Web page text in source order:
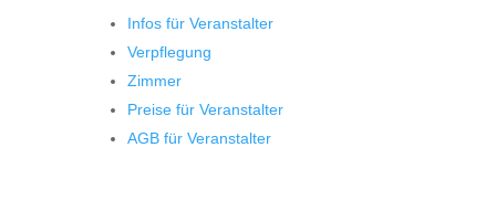
Infos für Veranstalter
Verpflegung
Zimmer
Preise für Veranstalter
AGB für Veranstalter